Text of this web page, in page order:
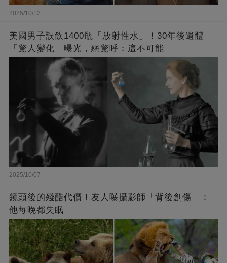
2025/10/12
美國男子誤飲1400瓶「放射性水」！30年後遺體
「驚人變化」曝光，網驚呼：這不可能
2025/10/07
鏡頭後的殘酷代價！友人曝攝影師「背後創傷」：
他每晚都失眠